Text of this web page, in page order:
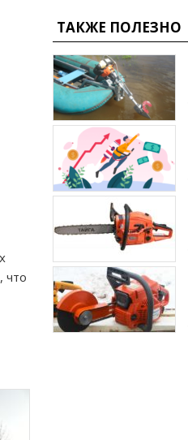
что
ТАКЖЕ ПОЛЕЗНО